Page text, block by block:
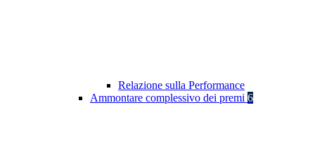
Relazione sulla Performance
Ammontare complessivo dei premi 6